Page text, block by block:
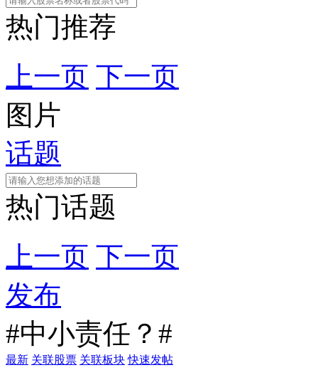
热门推荐
上一页 下一页
图片
话题
热门话题
上一页 下一页
发布
#中小责任？#
最新 关联股票 关联板块 快速发帖